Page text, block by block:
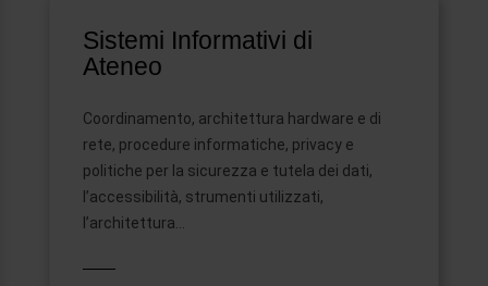
Sistemi Informativi di
Ateneo
Coordinamento, architettura hardware e di
rete, procedure informatiche, privacy e
politiche per la sicurezza e tutela dei dati,
l’accessibilità, strumenti utilizzati,
l’architettura…